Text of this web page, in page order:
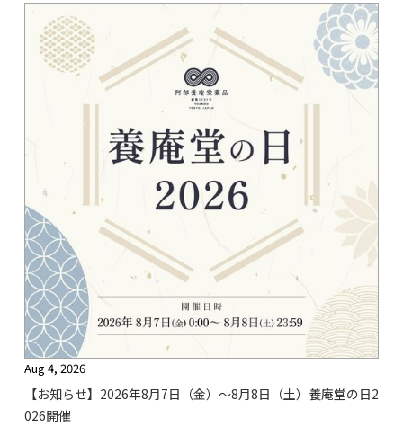
Aug 4, 2026
【お知らせ】2026年8月7日（金）〜8月8日（土）養庵堂の日2
026開催